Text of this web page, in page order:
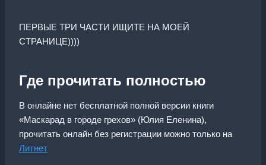
ПЕРВЫЕ ТРИ ЧАСТИ ИЩИТЕ НА МОЕЙ
СТРАНИЦЕ))))
Где прочитать полностью
В онлайне нет бесплатной полной версии книги
«Маскарад в городе грехов» (Юлия Еленина),
прочитать онлайн без регистрации можно только на
Литнет